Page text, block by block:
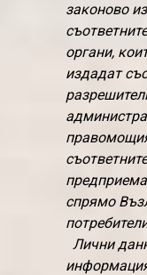
законово
органи,
издадат
спрямо
Лични